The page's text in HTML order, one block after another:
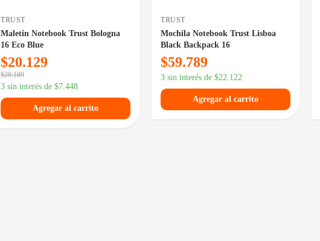
TRUST
Maletin Notebook Trust Bologna
16 Eco Blue
$20.129
$28.189
3 sin interés de $7.448
Agregar al carrito
TRUST
Mochila Notebook Trust Lisboa
Black Backpack 16
$59.789
3 sin interés de $22.122
Agregar al carrito